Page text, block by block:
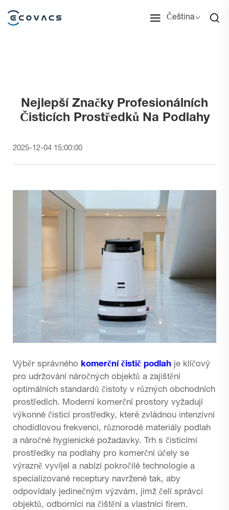
Čeština
Nejlepší Značky Profesionálních
Čisticích Prostředků Na Podlahy
2025-12-04 15:00:00
Výběr správného komerční čistič podlah je klíčový
pro udržování náročných objektů a zajištění
optimálních standardů čistoty v různých obchodních
prostředích. Moderní komerční prostory vyžadují
výkonné čisticí prostředky, které zvládnou intenzivní
chodidlovou frekvenci, různorodé materiály podlah
a náročné hygienické požadavky. Trh s čisticími
prostředky na podlahy pro komerční účely se
výrazně vyvíjel a nabízí pokročilé technologie a
specializované receptury navržené tak, aby
odpovídaly jedinečným výzvám, jimž čelí správci
objektů, odborníci na čištění a vlastníci firem.